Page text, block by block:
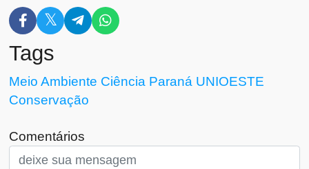
Tags
Meio Ambiente Ciência Paraná UNIOESTE
Conservação
Comentários